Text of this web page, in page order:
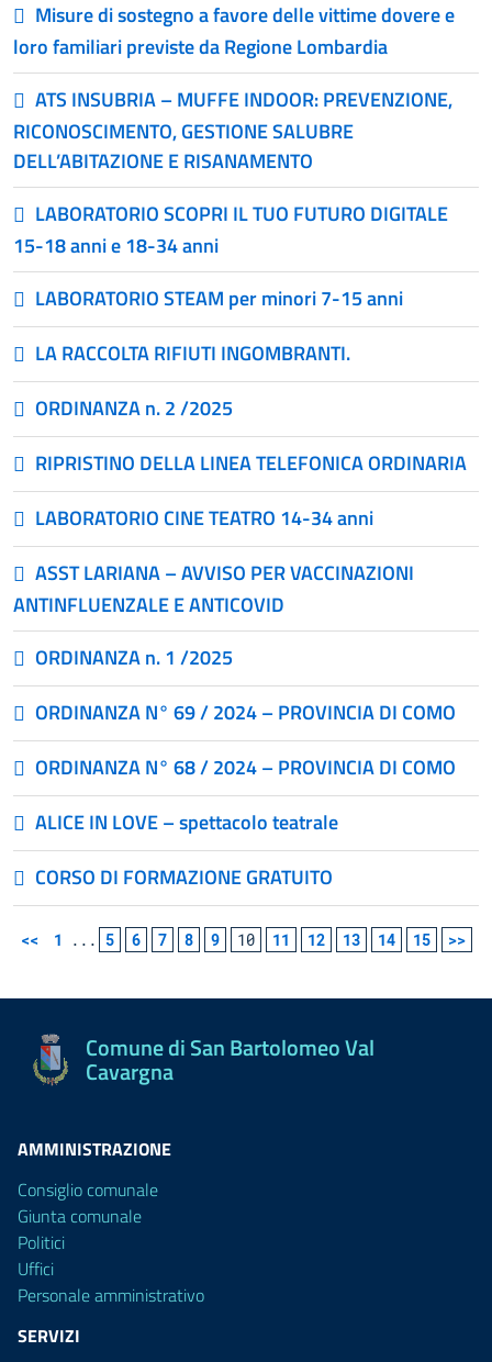
Misure di sostegno a favore delle vittime dovere e
loro familiari previste da Regione Lombardia
ATS INSUBRIA – MUFFE INDOOR: PREVENZIONE,
RICONOSCIMENTO, GESTIONE SALUBRE
DELL’ABITAZIONE E RISANAMENTO
LABORATORIO SCOPRI IL TUO FUTURO DIGITALE
15-18 anni e 18-34 anni
LABORATORIO STEAM per minori 7-15 anni
LA RACCOLTA RIFIUTI INGOMBRANTI.
ORDINANZA n. 2 /2025
RIPRISTINO DELLA LINEA TELEFONICA ORDINARIA
LABORATORIO CINE TEATRO 14-34 anni
ASST LARIANA – AVVISO PER VACCINAZIONI
ANTINFLUENZALE E ANTICOVID
ORDINANZA n. 1 /2025
ORDINANZA N° 69 / 2024 – PROVINCIA DI COMO
ORDINANZA N° 68 / 2024 – PROVINCIA DI COMO
ALICE IN LOVE – spettacolo teatrale
CORSO DI FORMAZIONE GRATUITO
<< 1 ... 5 6 7 8 9 10 11 12 13 14 15 >>
Comune di San Bartolomeo Val
Cavargna
AMMINISTRAZIONE
Consiglio comunale
Giunta comunale
Politici
Uffici
Personale amministrativo
SERVIZI